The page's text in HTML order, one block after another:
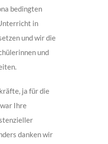
bedingten
in
und wir die
und
ja für die
Ihre
danken wir